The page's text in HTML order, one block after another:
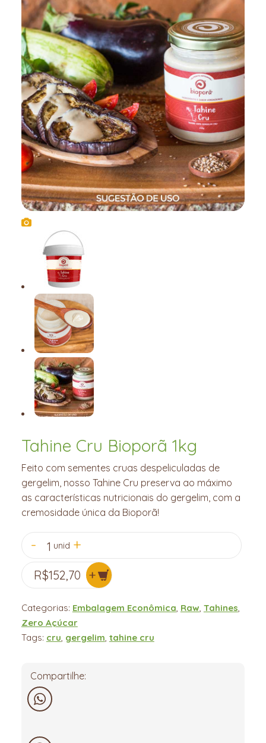
Tahine Cru Bioporã 1kg
Feito com sementes cruas despeliculadas de
gergelim, nosso Tahine Cru preserva ao máximo
as características nutricionais do gergelim, com a
cremosidade única da Bioporã!
1 unid
R$152,70
Categorias: Embalagem Econômica, Raw, Tahines,
Zero Açúcar
Tags: cru, gergelim, tahine cru
Compartilhe: